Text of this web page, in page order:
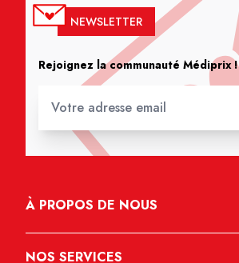
NEWSLETTER
Rejoignez la communauté Médiprix !
À PROPOS DE NOUS
NOS SERVICES